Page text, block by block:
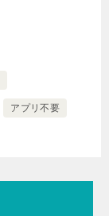
アプリ不要